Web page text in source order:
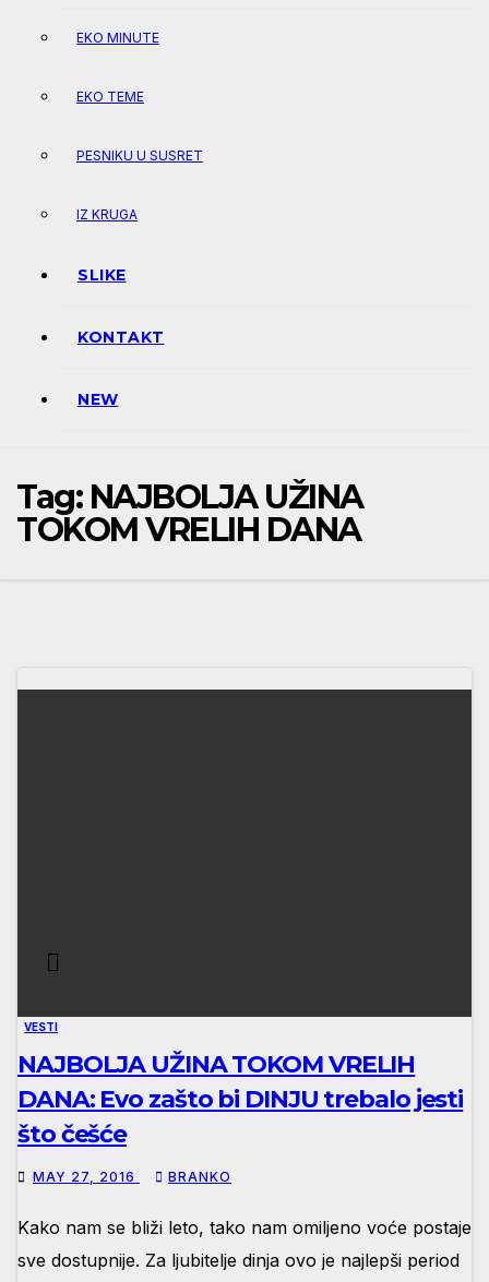
EKO MINUTE
EKO TEME
PESNIKU U SUSRET
IZ KRUGA
SLIKE
KONTAKT
NEW
Tag: NAJBOLJA UŽINA
TOKOM VRELIH DANA
VESTI
NAJBOLJA UŽINA TOKOM VRELIH
DANA: Evo zašto bi DINJU trebalo jesti
što češće
MAY 27, 2016 BRANKO
Kako nam se bliži leto, tako nam omiljeno voće postaje
sve dostupnije. Za ljubitelje dinja ovo je najlepši period